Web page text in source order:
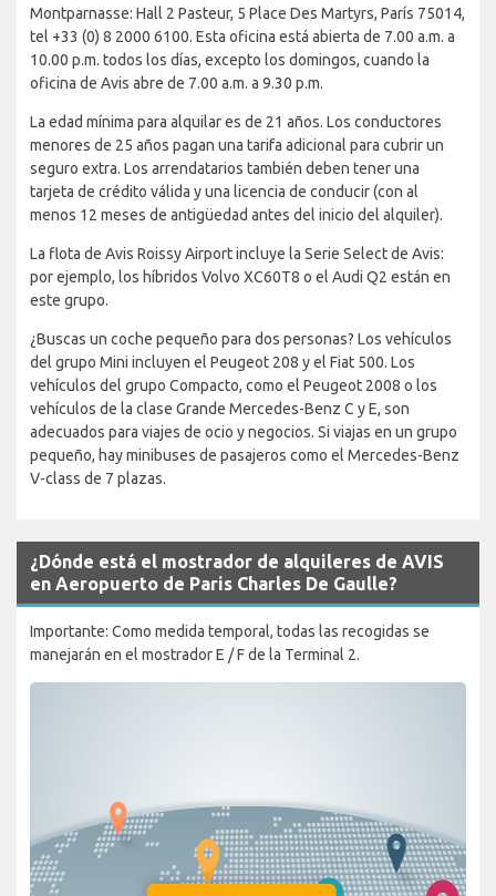
Montparnasse: Hall 2 Pasteur, 5 Place Des Martyrs, París 75014,
tel +33 (0) 8 2000 6100. Esta oficina está abierta de 7.00 a.m. a
10.00 p.m. todos los días, excepto los domingos, cuando la
oficina de Avis abre de 7.00 a.m. a 9.30 p.m.
La edad mínima para alquilar es de 21 años. Los conductores
menores de 25 años pagan una tarifa adicional para cubrir un
seguro extra. Los arrendatarios también deben tener una
tarjeta de crédito válida y una licencia de conducir (con al
menos 12 meses de antigüedad antes del inicio del alquiler).
La flota de Avis Roissy Airport incluye la Serie Select de Avis:
por ejemplo, los híbridos Volvo XC60T8 o el Audi Q2 están en
este grupo.
¿Buscas un coche pequeño para dos personas? Los vehículos
del grupo Mini incluyen el Peugeot 208 y el Fiat 500. Los
vehículos del grupo Compacto, como el Peugeot 2008 o los
vehículos de la clase Grande Mercedes-Benz C y E, son
adecuados para viajes de ocio y negocios. Si viajas en un grupo
pequeño, hay minibuses de pasajeros como el Mercedes-Benz
V-class de 7 plazas.
¿Dónde está el mostrador de alquileres de AVIS
en Aeropuerto de Paris Charles De Gaulle?
Importante: Como medida temporal, todas las recogidas se
manejarán en el mostrador E / F de la Terminal 2.